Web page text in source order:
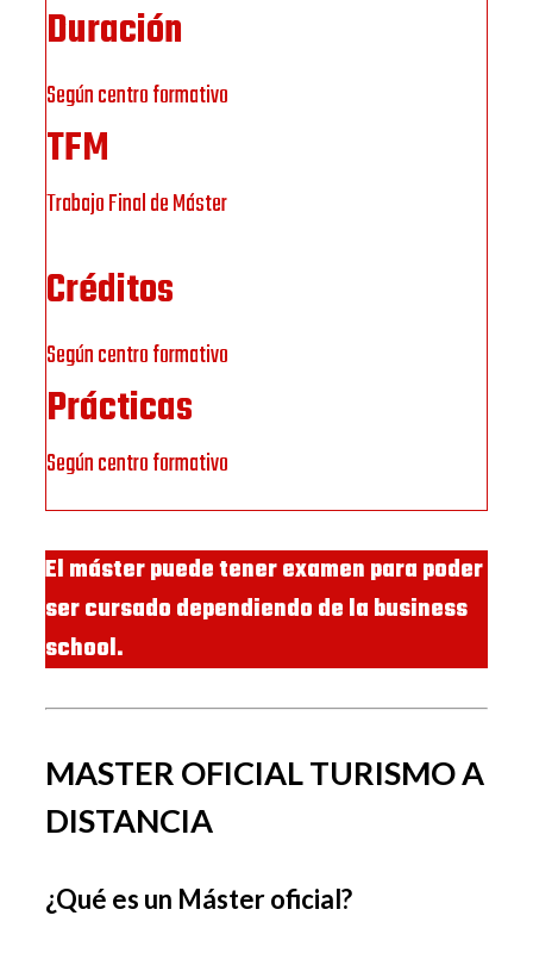
Duración
Según centro formativo
TFM
Trabajo Final de Máster
Créditos
Según centro formativo
Prácticas
Según centro formativo
El máster puede tener examen para poder
ser cursado dependiendo de la business
school.
MASTER OFICIAL TURISMO A
DISTANCIA
¿Qué es un Máster oficial?